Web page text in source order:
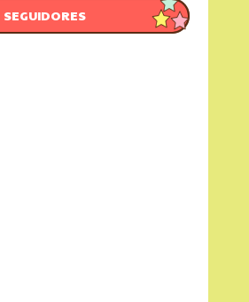
SEGUIDORES